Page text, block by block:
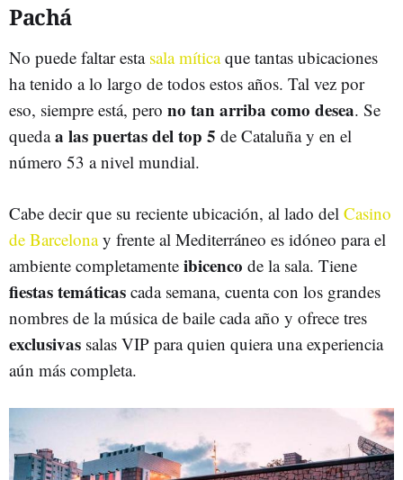
Pachá
No puede faltar esta sala míticaque tantas ubicaciones
ha tenido a lo largo de todos estos años. Tal vez por
eso, siempre está, pero no tan arriba como desea. Se
quedaa las puertas del top 5 de Cataluña y en el
número 53 a nivel mundial.
Cabe decir que su reciente ubicación, al lado del Casino
de Barcelonay frente al Mediterráneo es idóneo para el
ambiente completamente ibicenco de la sala. Tiene
fiestas temáticas cada semana, cuenta con los grandes
nombres de la música de baile cada año y ofrece tres
exclusivas salas VIP para quien quiera una experiencia
aún más completa.